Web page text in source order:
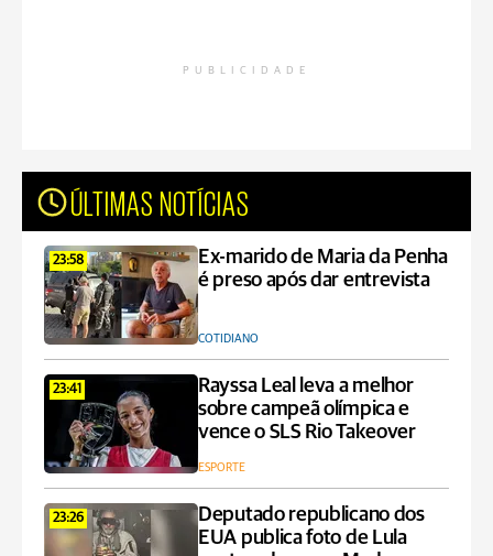
PUBLICIDADE
ÚLTIMAS NOTÍCIAS
23:58
Ex-marido de Maria da Penha
é preso após dar entrevista
COTIDIANO
23:41
Rayssa Leal leva a melhor
sobre campeã olímpica e
vence o SLS Rio Takeover
ESPORTE
23:26
Deputado republicano dos
EUA publica foto de Lula